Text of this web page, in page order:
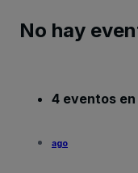
No hay
4 eventos
ago